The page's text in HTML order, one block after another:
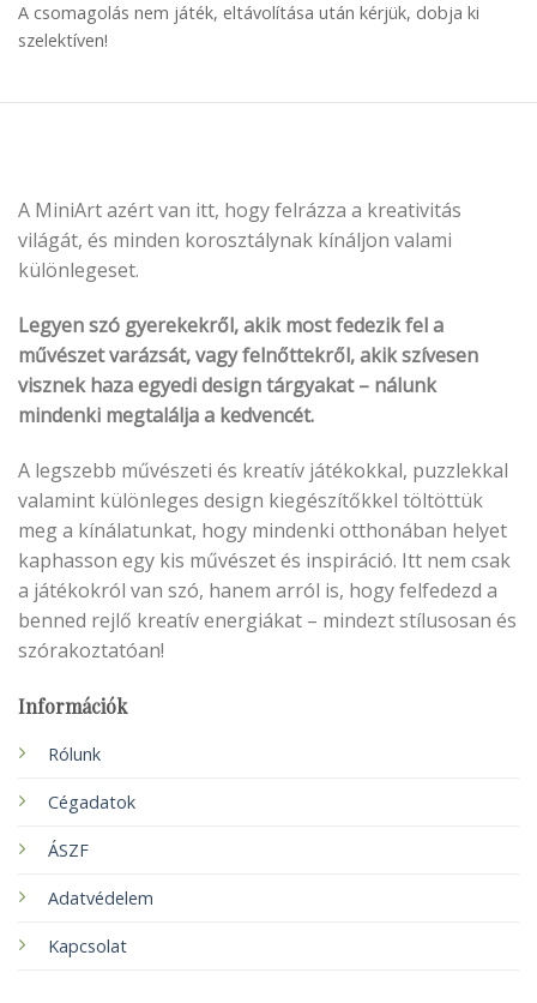
A csomagolás nem játék, eltávolítása után kérjük, dobja ki
szelektíven!
A MiniArt azért van itt, hogy felrázza a kreativitás
világát, és minden korosztálynak kínáljon valami
különlegeset.
Legyen szó gyerekekről, akik most fedezik fel a
művészet varázsát, vagy felnőttekről, akik szívesen
visznek haza egyedi design tárgyakat – nálunk
mindenki megtalálja a kedvencét.
A legszebb művészeti és kreatív játékokkal, puzzlekkal
valamint különleges design kiegészítőkkel töltöttük
meg a kínálatunkat, hogy mindenki otthonában helyet
kaphasson egy kis művészet és inspiráció. Itt nem csak
a játékokról van szó, hanem arról is, hogy felfedezd a
benned rejlő kreatív energiákat – mindezt stílusosan és
szórakoztatóan!
Információk
Rólunk
Cégadatok
ÁSZF
Adatvédelem
Kapcsolat